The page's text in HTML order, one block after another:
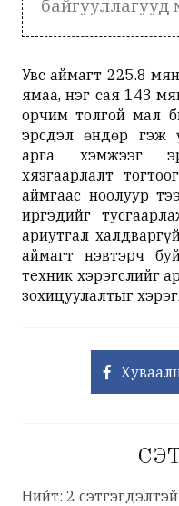
байгууллагууд
Увс аймагт 225.8
ямаа, нэг сая 143
орчим толгой мал
эрсдэл өндөр гэж
арга хэмжээг
хязгаарлалт
аймгаас ноолуур
иргэдийг
ариутгал
аймагт нэвтэрч
техник хэрэгслийг
зохицуулалтыг
Нийт: 2 сэтгэгдэлтэй